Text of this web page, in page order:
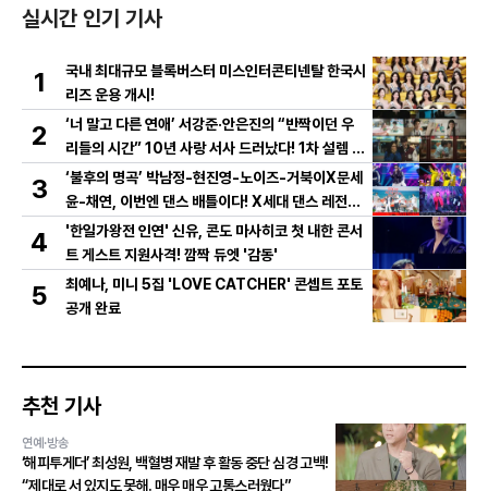
실시간 인기 기사
1
국내 최대규모 블록버스터 미스인터콘티넨탈 한국시
리즈 운용 개시!
2
‘너 말고 다른 연애’ 서강준·안은진의 “반짝이던 우
리들의 시간” 10년 사랑 서사 드러났다! 1차 설렘 티
저 영상 공개!
3
‘불후의 명곡’ 박남정-현진영-노이즈-거북이X문세
윤-채연, 이번엔 댄스 배틀이다! X세대 댄스 레전드
총출동! 댄스 본능 깨운다!
4
'한일가왕전 인연' 신유, 콘도 마사히코 첫 내한 콘서
트 게스트 지원사격! 깜짝 듀엣 '감동'
5
최예나, 미니 5집 'LOVE CATCHER' 콘셉트 포토
공개 완료
추천 기사
연예·방송
‘해피투게더’ 최성원, 백혈병 재발 후 활동 중단 심경 고백!
“제대로 서 있지도 못해. 매우 매우 고통스러웠다”